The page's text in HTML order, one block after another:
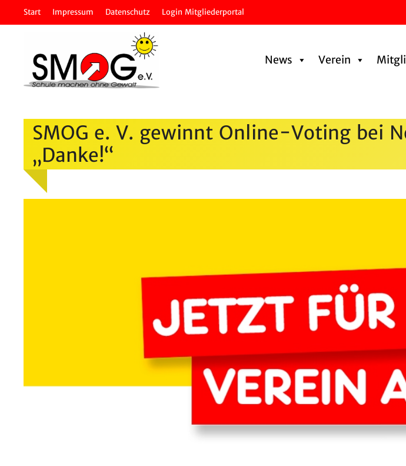
Inhalt
Start Impressum Daten­schutz Login Mitglie­der­portal
News Verein
SMOG e. V. gewinnt Online-Voting bei
„Danke!“